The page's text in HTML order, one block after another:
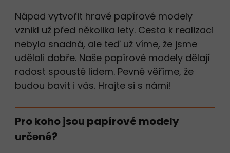
Nápad vytvořit hravé papírové modely
vznikl už před několika lety. Cesta k realizaci
nebyla snadná, ale teď už víme, že jsme
udělali dobře. Naše papírové modely dělají
radost spoustě lidem. Pevně věříme, že
budou bavit i vás. Hrajte si s námi!
Pro koho jsou papírové modely
určené?